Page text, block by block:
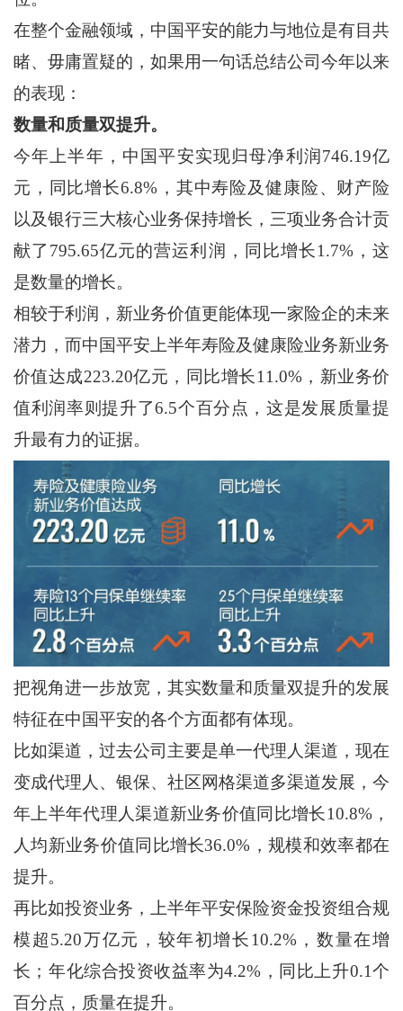
在整个金融领域，中国平安的能力与地位是有目共
睹、毋庸置疑的，如果用一句话总结公司今年以来
的表现：
数量和质量双提升。
今年上半年，中国平安实现归母净利润746.19亿
元，同比增长6.8%，其中寿险及健康险、财产险
以及银行三大核心业务保持增长，三项业务合计贡
献了795.65亿元的营运利润，同比增长1.7%，这
是数量的增长。
相较于利润，新业务价值更能体现一家险企的未来
潜力，而中国平安上半年寿险及健康险业务新业务
价值达成223.20亿元，同比增长11.0%，新业务价
值利润率则提升了6.5个百分点，这是发展质量提
升最有力的证据。
把视角进一步放宽，其实数量和质量双提升的发展
特征在中国平安的各个方面都有体现。
比如渠道，过去公司主要是单一代理人渠道，现在
变成代理人、银保、社区网格渠道多渠道发展，今
年上半年代理人渠道新业务价值同比增长10.8%，
人均新业务价值同比增长36.0%，规模和效率都在
提升。
再比如投资业务，上半年平安保险资金投资组合规
模超5.20万亿元，较年初增长10.2%，数量在增
长；年化综合投资收益率为4.2%，同比上升0.1个
百分点，质量在提升。